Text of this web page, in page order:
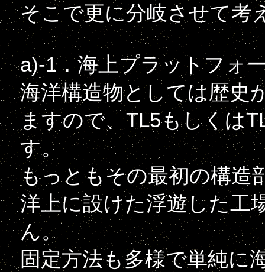
そこで更に分岐させて考
a)-1．海上プラットフォ
海洋構造物としては歴史
ますので、TL5もしくは
す。
もっともその最初の構造
洋上に設けた浮遊した工
ん。
固定方法も多様で単純に